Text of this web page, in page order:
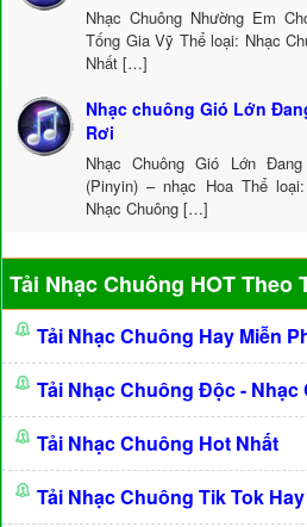
Nhạc Chuông Nhường Em
Tống Gia Vỹ Thể loại: Nhạc
Nhất […]
Nhạc chuông Gió Lớn
Rơi
Nhạc Chuông Gió Lớn
(Pinyin) – nhạc Hoa Thể
Nhạc Chuông […]
Tải Nhạc Chuông HOT Theo
Tải Nhạc Chuông Hay Miễn
Tải Nhạc Chuông Độc - Nhạc
Tải Nhạc Chuông Hot Nhất
Tải Nhạc Chuông Tik Tok Hay